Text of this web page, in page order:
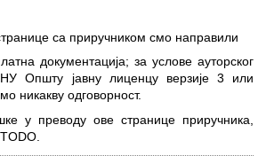
са приручником смо направили
документација; за услове ауторског
Општу јавну лиценцу верзије 3 или
никакву одговорност.
у преводу ове странице приручника,